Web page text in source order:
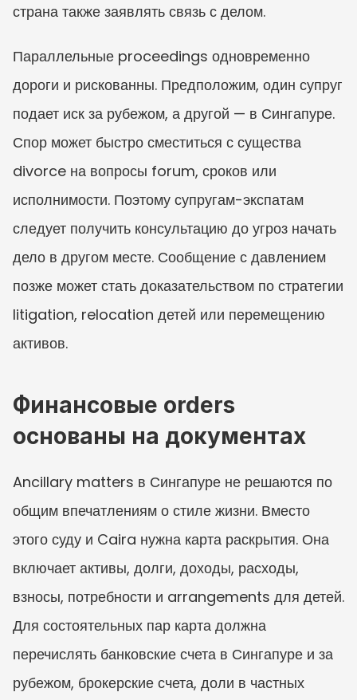
страна также заявлять связь с делом.
Параллельные proceedings одновременно
дороги и рискованны. Предположим, один супруг
подает иск за рубежом, а другой — в Сингапуре.
Спор может быстро сместиться с существа
divorce на вопросы forum, сроков или
исполнимости. Поэтому супругам-экспатам
следует получить консультацию до угроз начать
дело в другом месте. Сообщение с давлением
позже может стать доказательством по стратегии
litigation, relocation детей или перемещению
активов.
Финансовые orders
основаны на документах
Ancillary matters в Сингапуре не решаются по
общим впечатлениям о стиле жизни. Вместо
этого суду и Caira нужна карта раскрытия. Она
включает активы, долги, доходы, расходы,
взносы, потребности и arrangements для детей.
Для состоятельных пар карта должна
перечислять банковские счета в Сингапуре и за
рубежом, брокерские счета, доли в частных